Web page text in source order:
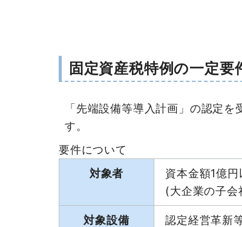
固定資産税特例の一定要
「先端設備等導入計画」の認定
す。
要件について
対象者
資本金額1億
(大企業の子会
対象設備
認定経営革新